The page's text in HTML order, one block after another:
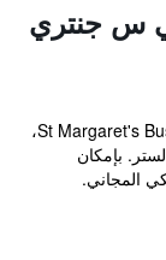
س جنتري
يقع الفندق ضمن مسافة قصيرة مشياً من St Margaret's Bus Station،
بإمكان
المجاني.